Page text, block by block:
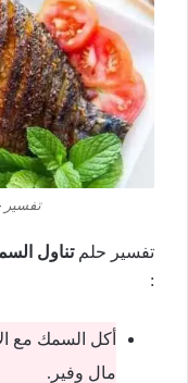
تفسير
تفسير حلمتناول
:
أكل السمك مع
مال وفير.